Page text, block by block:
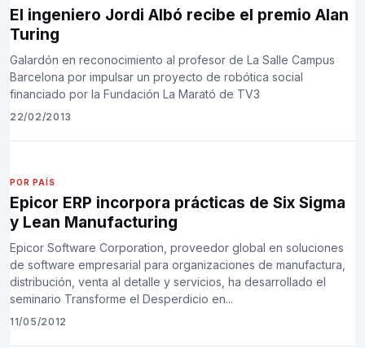
El ingeniero Jordi Albó recibe el premio Alan
Turing
Galardón en reconocimiento al profesor de La Salle Campus
Barcelona por impulsar un proyecto de robótica social
financiado por la Fundación La Marató de TV3
22/02/2013
POR PAÍS
Epicor ERP incorpora prácticas de Six Sigma
y Lean Manufacturing
Epicor Software Corporation, proveedor global en soluciones
de software empresarial para organizaciones de manufactura,
distribución, venta al detalle y servicios, ha desarrollado el
seminario Transforme el Desperdicio en...
11/05/2012